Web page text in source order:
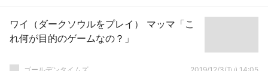
ワイ（ダークソウルをプレイ） マッマ「こ
れ何が目的のゲームなの？」